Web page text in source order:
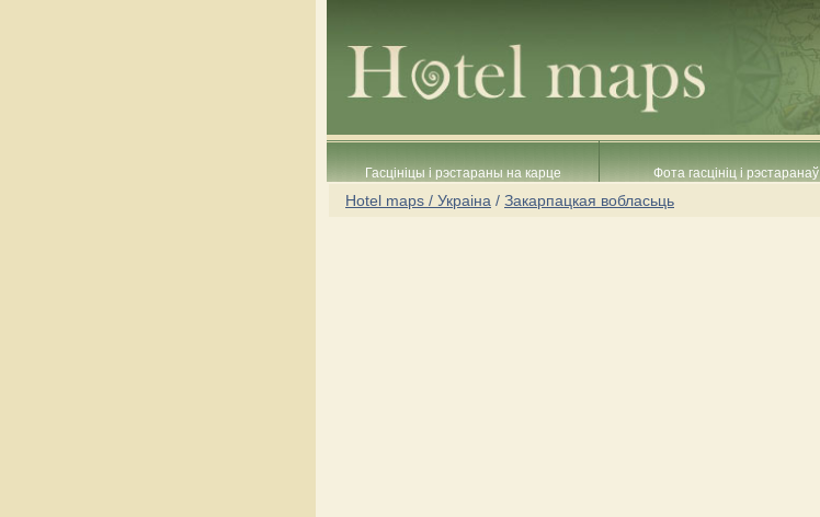
Гасцініцы і рэстараны на карце Фота гасцініц і рэстаранаў
Hotel maps / Украіна / Закарпацкая вобласьць